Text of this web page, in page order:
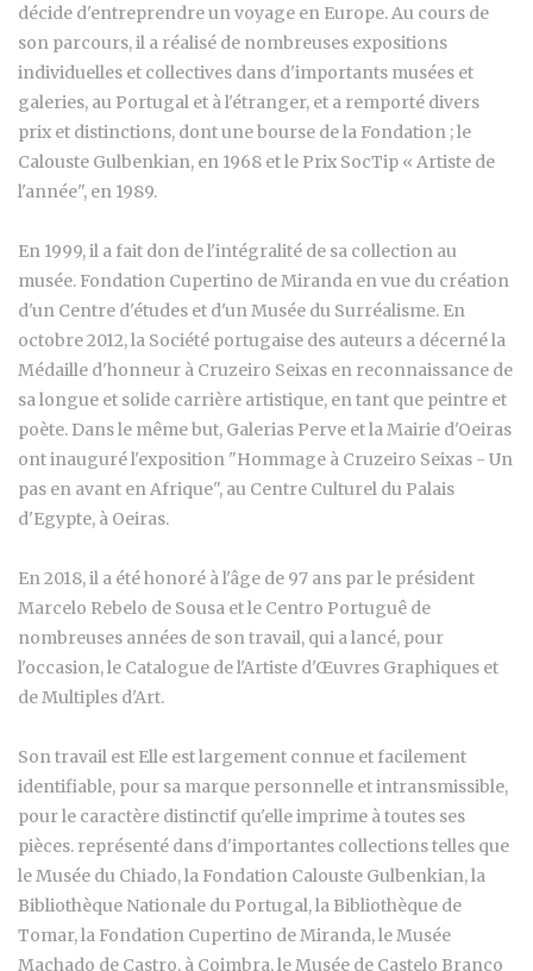
décide d'entreprendre un voyage en Europe. Au cours de
son parcours, il a réalisé de nombreuses expositions
individuelles et collectives dans d'importants musées et
galeries, au Portugal et à l'étranger, et a remporté divers
prix et distinctions, dont une bourse de la Fondation ; le
Calouste Gulbenkian, en 1968 et le Prix SocTip « Artiste de
l'année", en 1989.
En 1999, il a fait don de l'intégralité de sa collection au
musée. Fondation Cupertino de Miranda en vue du création
d'un Centre d'études et d'un Musée du Surréalisme. En
octobre 2012, la Société portugaise des auteurs a décerné la
Médaille d'honneur à Cruzeiro Seixas en reconnaissance de
sa longue et solide carrière artistique, en tant que peintre et
poète. Dans le même but, Galerias Perve et la Mairie d'Oeiras
ont inauguré l'exposition "Hommage à Cruzeiro Seixas - Un
pas en avant en Afrique", au Centre Culturel du Palais
d'Egypte, à Oeiras.
En 2018, il a été honoré à l'âge de 97 ans par le président
Marcelo Rebelo de Sousa et le Centro Portuguê de
nombreuses années de son travail, qui a lancé, pour
l'occasion, le Catalogue de l'Artiste d'Œuvres Graphiques et
de Multiples d'Art.
Son travail est Elle est largement connue et facilement
identifiable, pour sa marque personnelle et intransmissible,
pour le caractère distinctif qu'elle imprime à toutes ses
pièces. représenté dans d'importantes collections telles que
le Musée du Chiado, la Fondation Calouste Gulbenkian, la
Bibliothèque Nationale du Portugal, la Bibliothèque de
Tomar, la Fondation Cupertino de Miranda, le Musée
Machado de Castro, à Coimbra, le Musée de Castelo Branco